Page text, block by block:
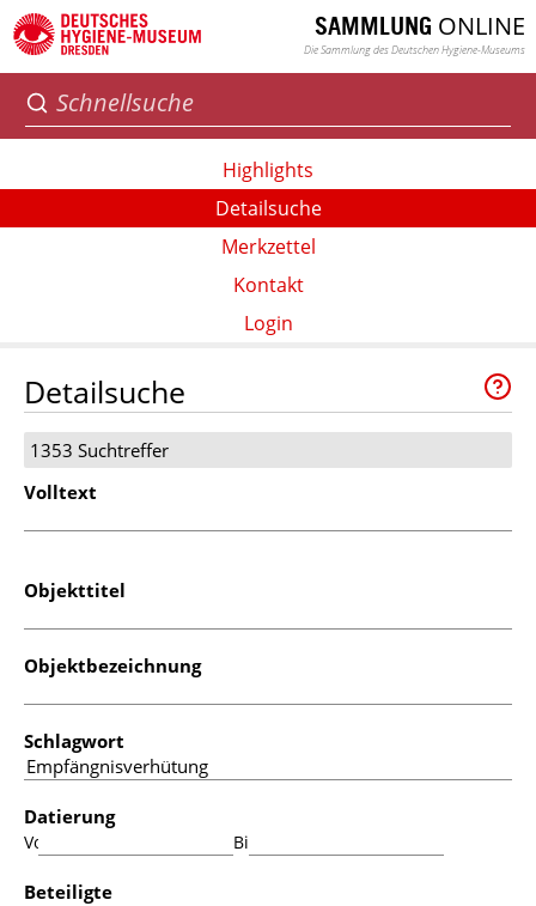
SAMMLUNG ONLINE
Die Sammlung des Deutschen Hygiene-Museums
Highlights
Detailsuche
Merkzettel
Kontakt
Login
Detailsuche
1353 Suchtreffer
Volltext
Objekttitel
Objektbezeichnung
Schlagwort
Datierung
Von: Bis:
Beteiligte